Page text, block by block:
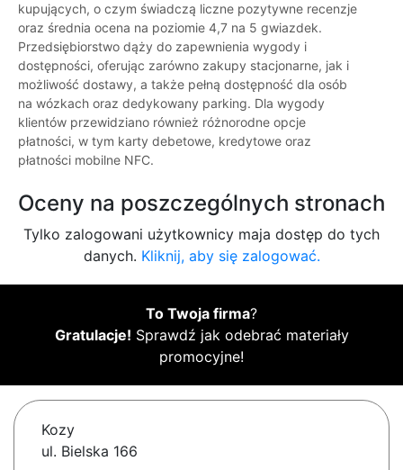
kupujących, o czym świadczą liczne pozytywne recenzje
oraz średnia ocena na poziomie 4,7 na 5 gwiazdek.
Przedsiębiorstwo dąży do zapewnienia wygody i
dostępności, oferując zarówno zakupy stacjonarne, jak i
możliwość dostawy, a także pełną dostępność dla osób
na wózkach oraz dedykowany parking. Dla wygody
klientów przewidziano również różnorodne opcje
płatności, w tym karty debetowe, kredytowe oraz
płatności mobilne NFC.
Oceny na poszczególnych stronach
Tylko zalogowani użytkownicy maja dostęp do tych
danych. Kliknij, aby się zalogować.
To Twoja firma?
Gratulacje! Sprawdź jak odebrać materiały
promocyjne!
Kozy
ul. Bielska 166